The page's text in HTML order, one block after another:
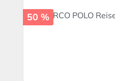
50 %